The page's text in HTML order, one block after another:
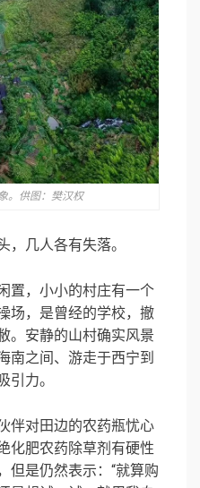
。供图：樊汉权
，几人各有失落。
置，小小的村庄有一个
场，是曾经的学校，撤
。安静的山村确实风景
南之间、游走于西宁到
引力。
伴对田边的农药瓶忧心
化肥农药除草剂有硬性
但是仍然表示：“就算购